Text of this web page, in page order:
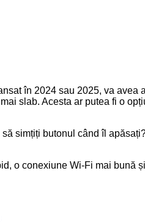
în 2024 sau 2025, va avea
slab. Acesta ar putea fi o
simțiți butonul când îl
o conexiune Wi-Fi mai bună